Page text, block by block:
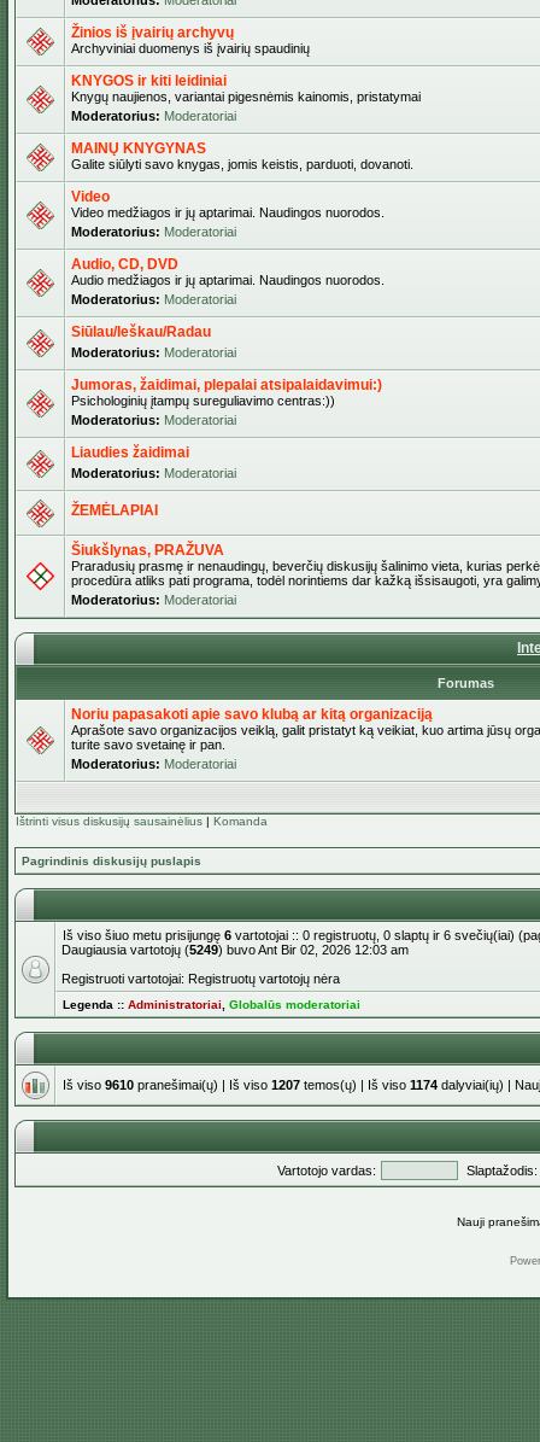
Žinios iš įvairių archyvų
Archyviniai duomenys iš įvairių spaudinių
KNYGOS ir kiti leidiniai
Knygų naujienos, variantai pigesnėmis kainomis, pristatymai
Moderatorius: Moderatoriai
MAINŲ KNYGYNAS
Galite siūlyti savo knygas, jomis keistis, parduoti, dovanoti.
Video
Video medžiagos ir jų aptarimai. Naudingos nuorodos.
Moderatorius: Moderatoriai
Audio, CD, DVD
Audio medžiagos ir jų aptarimai. Naudingos nuorodos.
Moderatorius: Moderatoriai
Siūlau/Ieškau/Radau
Moderatorius: Moderatoriai
Jumoras, žaidimai, plepalai atsipalaidavimui:)
Psichologinių įtampų sureguliavimo centras:))
Moderatorius: Moderatoriai
Liaudies žaidimai
Moderatorius: Moderatoriai
ŽEMĖLAPIAI
Šiukšlynas, PRAŽUVA
Praradusių prasmę ir nenaudingų, beverčių diskusijų šalinimo vieta, kurias
procedūra atliks pati programa, todėl norintiems dar kažką išsisaugoti, yra
Moderatorius: Moderatoriai
Forumas
Noriu papasakoti apie savo klubą ar kitą organizaciją
Aprašote savo organizacijos veiklą, galit pristatyt ką veikiat, kuo artima jūsų
turite savo svetainę ir pan.
Moderatorius: Moderatoriai
Ištrinti visus diskusijų sausainėlius | Komanda
Pagrindinis diskusijų puslapis
Iš viso šiuo metu prisijungę 6 vartotojai :: 0 registruotų, 0 slaptų ir 6 svečių(iai)
Daugiausia vartotojų (5249) buvo Ant Bir 02, 2026 12:03 am
Registruoti vartotojai: Registruotų vartotojų nėra
Legenda :: Administratoriai Globalūs moderatoriai
Iš viso 9610 pranešimai(ų) | Iš viso 1207 temos(ų) | Iš viso 1174 dalyviai(ių) |
Vartotojo vardas: Slaptažodis:
Nauji